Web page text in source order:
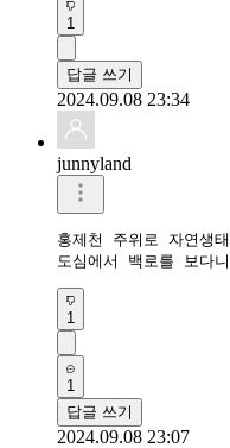
1
답글 쓰기
2024.09.08 23:34
junnyland
홍제천 주위로 자연생
도심에서 백로를 보다
1
1
답글 쓰기
2024.09.08 23:07